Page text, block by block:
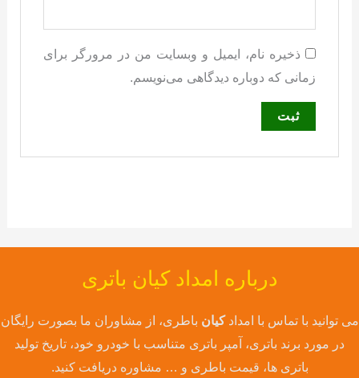
ذخیره نام، ایمیل و وبسایت من در مرورگر برای
زمانی که دوباره دیدگاهی می‌نویسم.
درباره امداد کیان باتری
می توانید با تماس با امدادکیان باطری، از مشاوران ما بصورت رایگان
در مورد برند باتری، آمپر باتری متناسب با خودرو خود، تاریخ تولید
باتری ها، قیمت باطری و … مشاوره دریافت کنید.